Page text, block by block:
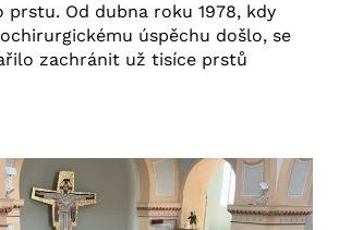
prstu. Od dubna roku 1978, kdy
úspěchu došlo, se
zachránit už tisíce prstů